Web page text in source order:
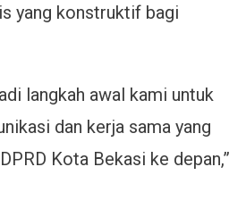
yang konstruktif bagi
langkah awal kami untuk
dan kerja sama yang
Kota Bekasi ke depan,”